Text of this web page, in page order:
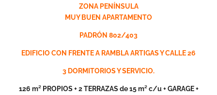
ZONA PENÍNSULA
MUY BUEN APARTAMENTO
PADRÓN 802/403
EDIFICIO CON FRENTE A RAMBLA ARTIGAS Y CALLE 26
3 DORMITORIOS Y SERVICIO.
126 m² PROPIOS + 2 TERRAZAS de 15 m² c/u + GARAGE +